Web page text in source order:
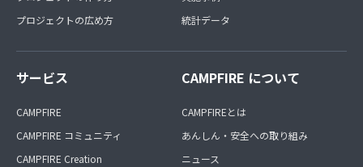
プロジェクトの広め方
統計データ
サービス
CAMPFIRE
CAMPFIRE コミュニティ
CAMPFIRE Creation
CAMPFIRE について
CAMPFIREとは
あんしん・安全への取り組み
ニュース